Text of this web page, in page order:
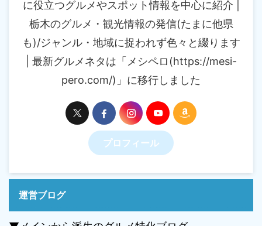
に役立つグルメやスポット情報を中心に紹介 |
栃木のグルメ・観光情報の発信(たまに他県
も)/ジャンル・地域に捉われず色々と綴ります
| 最新グルメネタは「メシペロ(https://mesi-
pero.com/)」に移行しました
プロフィール
運営ブログ